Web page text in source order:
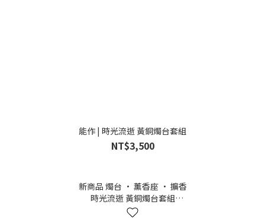
能作 | 時光流逝 黃銅燭台套組
NT$3,500
新商品 燭台 · 薰香座 · 擴香
時光流逝 黃銅燭台套組
這是一款能以聲音傳遞時間流逝的特別燭台套組，隨著蠟燭的慢